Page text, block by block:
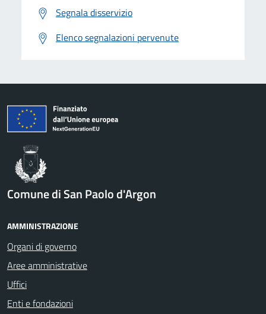
Segnala disservizio
Elenco segnalazioni pervenute
Comune di San Paolo d'Argon
AMMINISTRAZIONE
Organi di governo
Aree amministrative
Uffici
Enti e fondazioni